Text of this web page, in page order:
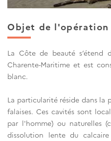
Objet de l'opération
La Côte de beauté s’étend
Charente-Maritime et est
blanc.
La particularité réside dans la
falaises. Ces cavités sont
par l'homme) ou naturelles
dissolution lente du